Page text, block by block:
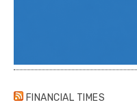
FINANCIAL TIMES